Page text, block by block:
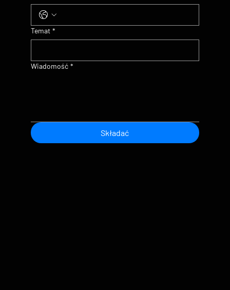
Temat *
Wiadomość *
Składać